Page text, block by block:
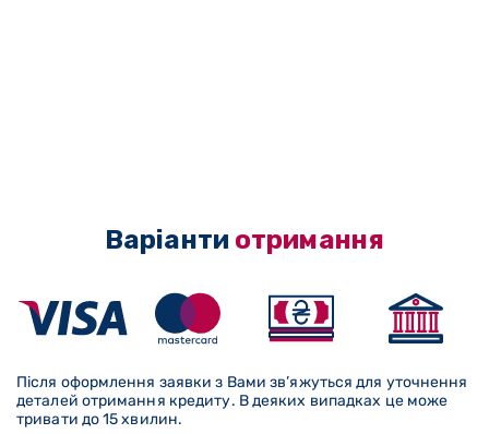
Варіанти отримання
Після оформлення заявки з Вами зв’яжуться для уточнення
деталей отримання кредиту. В деяких випадках це може
тривати до 15 хвилин.